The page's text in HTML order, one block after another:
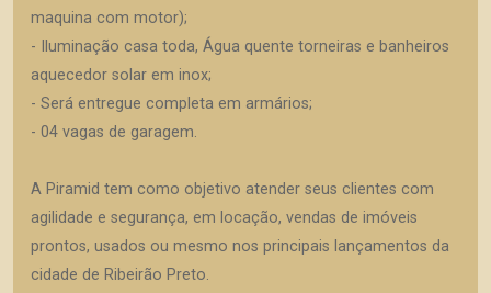
maquina com motor);
- Iluminação casa toda, Água quente torneiras e banheiros
aquecedor solar em inox;
- Será entregue completa em armários;
- 04 vagas de garagem.
A Piramid tem como objetivo atender seus clientes com
agilidade e segurança, em locação, vendas de imóveis
prontos, usados ou mesmo nos principais lançamentos da
cidade de Ribeirão Preto.